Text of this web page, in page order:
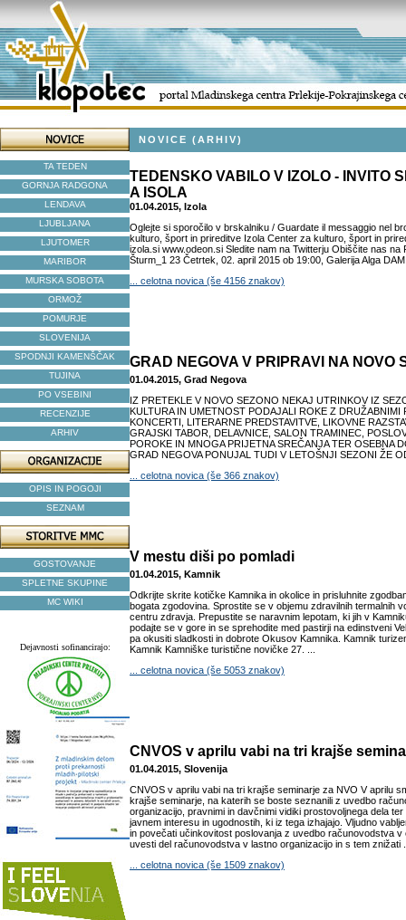
TA TEDEN
GORNJA RADGONA
LENDAVA
LJUBLJANA
LJUTOMER
MARIBOR
MURSKA SOBOTA
ORMOŽ
POMURJE
SLOVENIJA
SPODNJI KAMENŠČAK
TUJINA
PO VSEBINI
RECENZIJE
ARHIV
OPIS IN POGOJI
SEZNAM
GOSTOVANJE
SPLETNE SKUPINE
MC WIKI
Dejavnosti sofinancirajo:
NOVICE (ARHIV)
TEDENSKO VABILO V IZOLO - INVITO
A ISOLA
01.04.2015, Izola
Oglejte si sporočilo v brskalniku / Guardate il messaggio nel
kulturo, šport in prireditve Izola Center za kulturo, šport in
izola.si www.odeon.si Sledite nam na Twitterju Obiščite nas na
Šturm_1 23 Četrtek, 02. april 2015 ob 19:00, Galerija Alga
... celotna novica (še 4156 znakov)
GRAD NEGOVA V PRIPRAVI NA NOVO
01.04.2015, Grad Negova
IZ PRETEKLE V NOVO SEZONO NEKAJ UTRINKOV IZ
KULTURA IN UMETNOST PODAJALI ROKE Z DRUŽABNIMI
KONCERTI, LITERARNE PREDSTAVITVE, LIKOVNE
GRAJSKI TABOR, DELAVNICE, SALON TRAMINEC,
POROKE IN MNOGA PRIJETNA SREČANJA TER OSEBNA
GRAD NEGOVA PONUJAL TUDI V LETOŠNJI SEZONI ŽE
... celotna novica (še 366 znakov)
V mestu diši po pomladi
01.04.2015, Kamnik
Odkrijte skrite kotičke Kamnika in okolice in prisluhnite
bogata zgodovina. Sprostite se v objemu zdravilnih termalnih
centru zdravja. Prepustite se naravnim lepotam, ki jih v
podajte se v gore in se sprehodite med pastirji na edinstveni
pa okusiti sladkosti in dobrote Okusov Kamnika. Kamnik
Kamnik Kamniške turistične novičke 27. ...
... celotna novica (še 5053 znakov)
CNVOS v aprilu vabi na tri krajše
01.04.2015, Slovenija
CNVOS v aprilu vabi na tri krajše seminarje za NVO V aprilu
krajše seminarje, na katerih se boste seznanili z uvedbo
organizacijo, pravnimi in davčnimi vidiki prostovoljnega dela
javnem interesu in ugodnostih, ki iz tega izhajajo. Vljudno
in povečati učinkovitost poslovanja z uvedbo računovodstva v
uvesti del računovodstva v lastno organizacijo in s tem znižati
... celotna novica (še 1509 znakov)